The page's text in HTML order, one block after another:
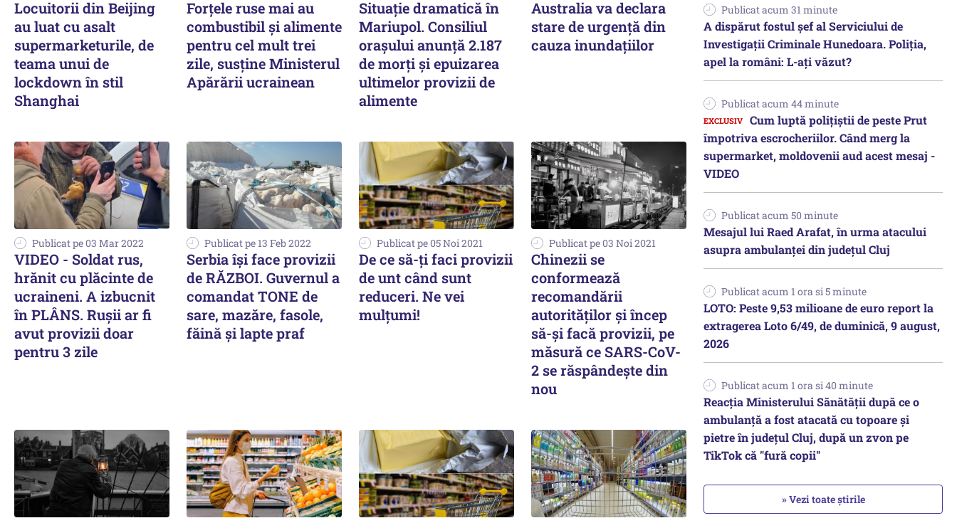
Locuitorii din Beijing
au luat cu asalt
supermarketurile, de
teama unui de
lockdown în stil
Shanghai
Forţele ruse mai au
combustibil şi alimente
pentru cel mult trei
zile, susține Ministerul
Apărării ucrainean
Situație dramatică în
Mariupol. Consiliul
orașului anunță 2.187
de morți și epuizarea
ultimelor provizii de
alimente
Australia va declara
stare de urgenţă din
cauza inundaţiilor
Publicat pe 03 Mar 2022
VIDEO - Soldat rus,
hrănit cu plăcinte de
ucraineni. A izbucnit
în PLÂNS. Rușii ar fi
avut provizii doar
pentru 3 zile
Publicat pe 13 Feb 2022
Serbia își face provizii
de RĂZBOI. Guvernul a
comandat TONE de
sare, mazăre, fasole,
făină și lapte praf
Publicat pe 05 Noi 2021
De ce să-ți faci provizii
de unt când sunt
reduceri. Ne vei
mulțumi!
Publicat pe 03 Noi 2021
Chinezii se
conformează
recomandării
autorităților și încep
să-și facă provizii, pe
măsură ce SARS-CoV-
2 se răspândește din
nou
Publicat acum 31 minute
A dispărut fostul șef al Serviciului de
Investigații Criminale Hunedoara. Poliția,
apel la români: L-ați văzut?
Publicat acum 44 minute
Cum luptă polițiștii de peste Prut
împotriva escrocheriilor. Când merg la
supermarket, moldovenii aud acest mesaj -
VIDEO
Publicat acum 50 minute
Mesajul lui Raed Arafat, în urma atacului
asupra ambulanței din județul Cluj
Publicat acum 1 ora si 5 minute
LOTO: Peste 9,53 milioane de euro report la
extragerea Loto 6/49, de duminică, 9 august,
2026
Publicat acum 1 ora si 40 minute
Reacția Ministerului Sănătății după ce o
ambulanță a fost atacată cu topoare și
pietre în județul Cluj, după un zvon pe
TikTok că "fură copii"
» Vezi toate știrile